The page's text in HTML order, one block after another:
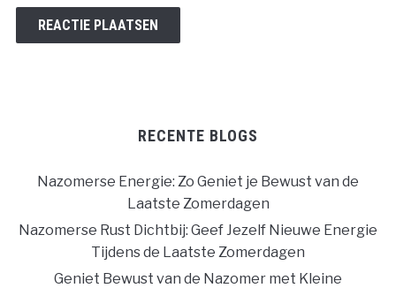
RECENTE BLOGS
Nazomerse Energie: Zo Geniet je Bewust van de
Laatste Zomerdagen
Nazomerse Rust Dichtbij: Geef Jezelf Nieuwe Energie
Tijdens de Laatste Zomerdagen
Geniet Bewust van de Nazomer met Kleine